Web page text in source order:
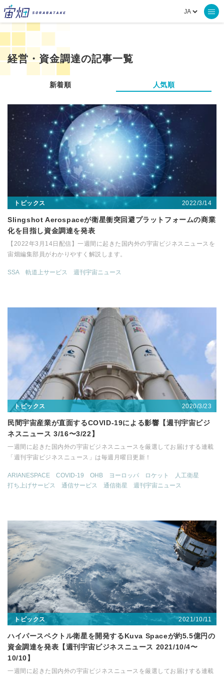
経営・資金調達の記事一覧
新着順 人気順
トピックス 2022/3/14
Slingshot Aerospaceが衛星衝突回避プラットフォームの商業
化を目指し資金調達を発表
【2022年3月14日配信】一週間に起きた国内外の宇宙ビジネスニュースを
宙畑編集部員がわかりやすく解説します。
SSA 軌道上サービス 週刊宇宙ニュース
トピックス 2020/3/23
民間宇宙産業が直面するCOVID-19による影響【週刊宇宙ビジ
ネスニュース 3/16〜3/22】
一週間に起きた国内外の宇宙ビジネスニュースを厳選してお届けする連載
「週刊宇宙ビジネスニュース」は毎週月曜日更新！
ARIANESPACE COVID-19 OHB ヨーロッパ ロケット
人工衛星
打ち上げサービス
通信サービス 通信衛星 週刊宇宙ニュース
トピックス 2021/10/11
ハイパースペクトル衛星を開発するKuva Spaceが約5.5億円の
資金調達を発表【週刊宇宙ビジネスニュース 2021/10/4〜
10/10】
一週間に起きた国内外の宇宙ビジネスニュースを厳選してお届けする連載